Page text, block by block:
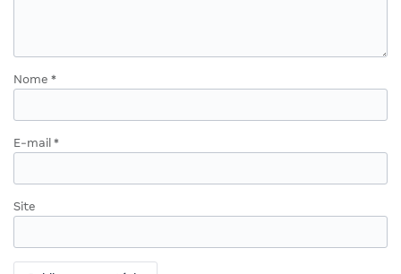
Nome *
E-mail *
Site